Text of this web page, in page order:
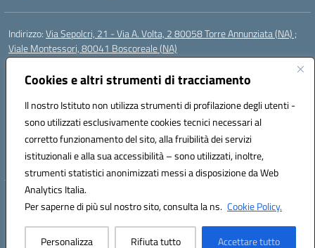
Cookies e altri strumenti di tracciamento
Il nostro Istituto non utilizza strumenti di profilazione degli utenti -
sono utilizzati esclusivamente cookies tecnici necessari al
corretto funzionamento del sito, alla fruibilità dei servizi
istituzionali e alla sua accessibilità – sono utilizzati, inoltre,
strumenti statistici anonimizzati messi a disposizione da Web
Analytics Italia.
Per saperne di più sul nostro sito, consulta la ns. Cookie Policy.
Personalizza Rifiuta tutto Accettare tutto
Indirizzo:Via Sepolcri, 21 - Via A. Volta, 2 80058 Torre Annunziata (NA) ;
Viale Montessori, 80041 Boscoreale (NA)
Centralino:
Posta elettronica certificata (PEC):nais04100b@pec.istruzione.it
Codice fiscale: 82008750638
Codice meccanografico:NAIS04100B
Codice Indice delle Pubbliche Amministrazioni (IPA): istsc_nais04100b
Codice unico di fatturazione (CUF): UFELOU
Hosting & Powered by 3D Solution S.r.l.
Concept & Design by Designers Italia